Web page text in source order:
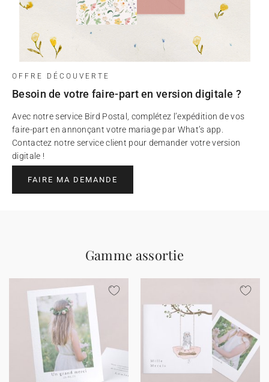
OFFRE DÉCOUVERTE
Besoin de votre faire-part en version digitale ?
Avec notre service Bird Postal, complétez l’expédition de vos
faire-part en annonçant votre mariage par What’s app.
Contactez notre service client pour demander votre version
digitale !
FAIRE MA DEMANDE
Gamme assortie